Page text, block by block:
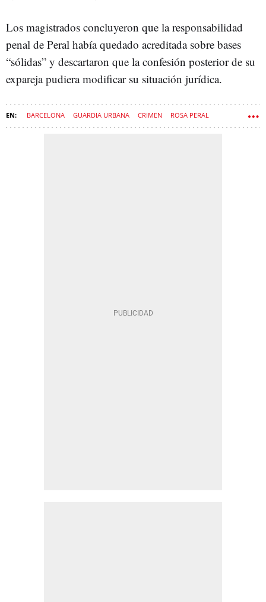
Los magistrados concluyeron que la responsabilidad
penal de Peral había quedado acreditada sobre bases
“sólidas” y descartaron que la confesión posterior de su
expareja pudiera modificar su situación jurídica.
BARCELONA GUARDIA URBANA CRIMEN ROSA PERAL